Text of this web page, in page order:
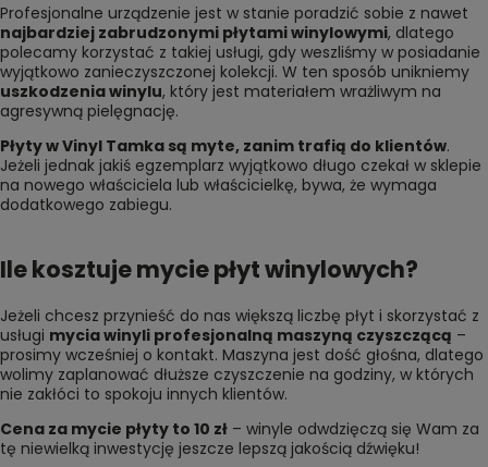
Profesjonalne urządzenie jest w stanie poradzić sobie z nawet
najbardziej zabrudzonymi płytami winylowymi, dlatego
polecamy korzystać z takiej usługi, gdy weszliśmy w posiadanie
wyjątkowo zanieczyszczonej kolekcji. W ten sposób unikniemy
uszkodzenia winylu, który jest materiałem wrażliwym na
agresywną pielęgnację.
Płyty w Vinyl Tamka są myte, zanim trafią do klientów.
Jeżeli jednak jakiś egzemplarz wyjątkowo długo czekał w sklepie
na nowego właściciela lub właścicielkę, bywa, że wymaga
dodatkowego zabiegu.
Ile kosztuje mycie płyt winylowych?
Jeżeli chcesz przynieść do nas większą liczbę płyt i skorzystać z
usługi mycia winyli profesjonalną maszyną czyszczącą –
prosimy wcześniej o kontakt. Maszyna jest dość głośna, dlatego
wolimy zaplanować dłuższe czyszczenie na godziny, w których
nie zakłóci to spokoju innych klientów.
Cena za mycie płyty to 10 zł – winyle odwdzięczą się Wam za
tę niewielką inwestycję jeszcze lepszą jakością dźwięku!